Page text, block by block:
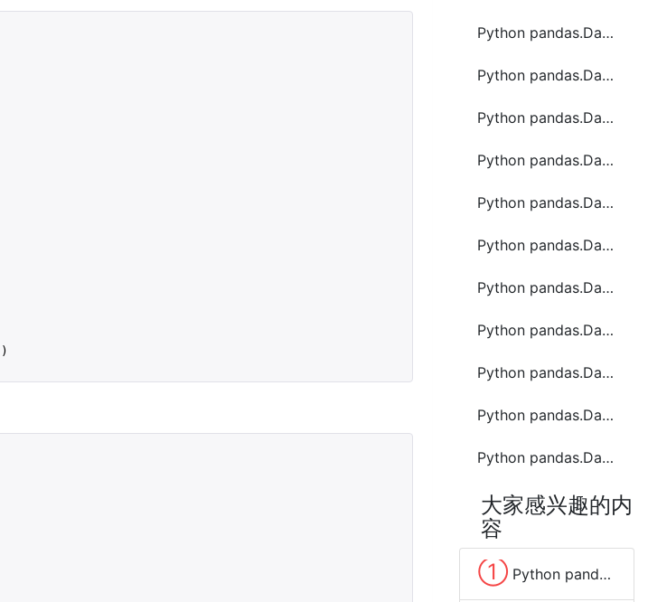
)
Python pandas.DataFrame.rename函数方法的使用
Python pandas.DataFrame.resample函数方法的使用
Python pandas.DataFrame.rolling函数方法的使用
Python pandas.DataFrame.sample函数方法的使用
Python pandas.DataFrame.squeeze函数方法的使用
Python pandas.DataFrame.sub函数方法的使用
Python pandas.DataFrame.tail函数方法的使用
Python pandas.DataFrame.transpose函数方法的使用
Python pandas.DataFrame.tshift函数方法的使用
Python pandas.DataFrame.update函数方法的使用
Python pandas.DataFrame.where函数方法的使用
大家感兴趣的内
容
① Python pandas.to_numeric函数方法的使用